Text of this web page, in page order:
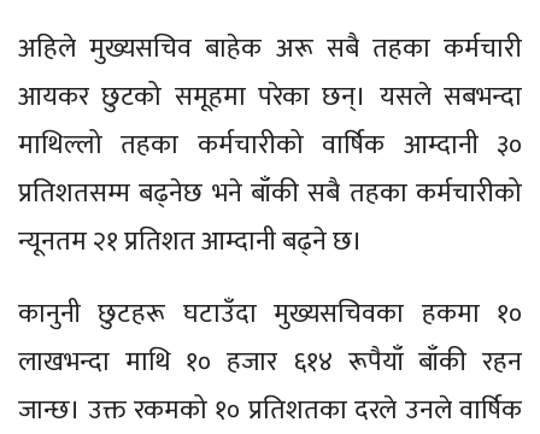
अहिले मुख्यसचिव बाहेक अरू सबै तहका कर्मचारी
आयकर छुटको समूहमा परेका छन्। यसले सबभन्दा
माथिल्लो तहका कर्मचारीको वार्षिक आम्दानी ३०
प्रतिशतसम्म बढ्नेछ भने बाँकी सबै तहका कर्मचारीको
न्यूनतम २१ प्रतिशत आम्दानी बढ्ने छ।
कानुनी छुटहरू घटाउँदा मुख्यसचिवका हकमा १०
लाखभन्दा माथि १० हजार ६१४ रूपैयाँ बाँकी रहन
जान्छ। उक्त रकमको १० प्रतिशतका दरले उनले वार्षिक